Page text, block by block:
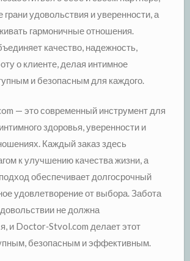
удовольствия и уверенности, а
гармоничные отношения.
качество, надежность,
о клиенте, делая интимное
и безопасным для каждого.
— это современный инструмент для
здоровья, уверенности и
Каждый заказ здесь
к улучшению качества жизни, а
обеспечивает долгосрочный
удовлетворение от выбора. Забота
не должна
и Doctor‑Stvol.com делает этот
безопасным и эффективным.